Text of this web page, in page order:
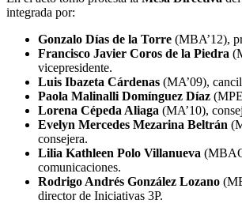
integrada por:
Gonzalo Días de la Torre (MBA’12),
Francisco Javier Coros de la Piedra
vicepresidente.
Luis Ibazeta Cárdenas (MA’09),
Paola Malinalli Domínguez Díaz
Lorena Cépeda Aliaga (MA’10),
Evelyn Mercedes Mezarina Beltrán
consejera.
Lilia Kathleen Polo Villanueva
comunicaciones.
Rodrigo Andrés González Lozano
director de Iniciativas 3P.